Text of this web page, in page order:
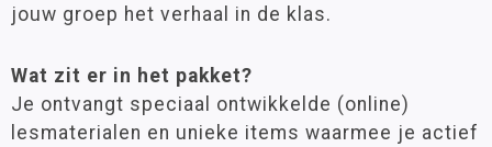
jouw groep het verhaal in de klas.
Wat zit er in het pakket?
Je ontvangt speciaal ontwikkelde (online)
lesmaterialen en unieke items waarmee je actief